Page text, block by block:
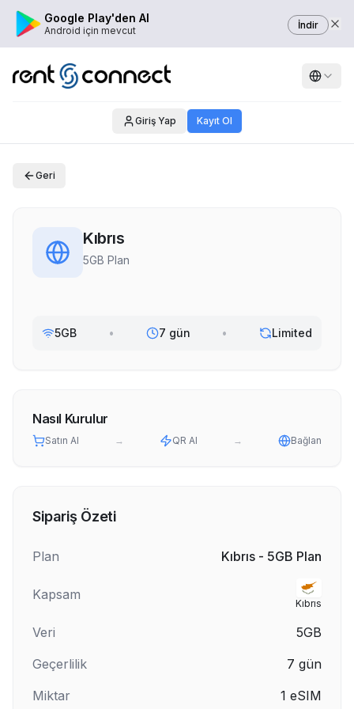
Google Play'den Al
Android için mevcut İndir
Giriş Yap Kayıt Ol
Geri
Kıbrıs
5GB Plan
5GB • 7 gün • Limited
Nasıl Kurulur
Satın Al → QR Al → Bağlan
Sipariş Özeti
Plan Kıbrıs - 5GB Plan
Kapsam
Kıbrıs
Veri
5GB
Geçerlilik
7 gün
Miktar
1 eSIM